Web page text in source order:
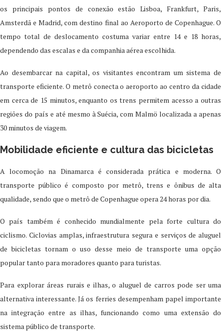
os principais pontos de conexão estão Lisboa, Frankfurt, Paris,
Amsterdã e Madrid, com destino final ao Aeroporto de Copenhague. O
tempo total de deslocamento costuma variar entre 14 e 18 horas,
dependendo das escalas e da companhia aérea escolhida.
Ao desembarcar na capital, os visitantes encontram um sistema de
transporte eficiente. O metrô conecta o aeroporto ao centro da cidade
em cerca de 15 minutos, enquanto os trens permitem acesso a outras
regiões do país e até mesmo à Suécia, com Malmö localizada a apenas
30 minutos de viagem.
Mobilidade eficiente e cultura das bicicletas
A locomoção na Dinamarca é considerada prática e moderna. O
transporte público é composto por metrô, trens e ônibus de alta
qualidade, sendo que o metrô de Copenhague opera 24 horas por dia.
O país também é conhecido mundialmente pela forte cultura do
ciclismo. Ciclovias amplas, infraestrutura segura e serviços de aluguel
de bicicletas tornam o uso desse meio de transporte uma opção
popular tanto para moradores quanto para turistas.
Para explorar áreas rurais e ilhas, o aluguel de carros pode ser uma
alternativa interessante. Já os ferries desempenham papel importante
na integração entre as ilhas, funcionando como uma extensão do
sistema público de transporte.